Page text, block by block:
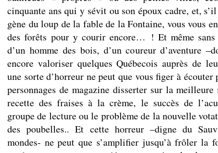
cinquante ans qui y sévit ou son époux cadre, et,
gène du loup de la fable de la Fontaine, vous vous
des forêts pour y courir encore… ! Et même sans
d’un homme des bois, d’un coureur d’aventure
encore valoriser quelques Québecois auprès de
une sorte d’horreur ne peut que vous figer à écouter
personnages de magazine disserter sur la
recette des fraises à la crème, le succès de
groupe de lecture ou le problème de la nouvelle
des poubelles.. Et cette horreur –digne du
mondes- ne peut que s’amplifier jusqu’à frôler la